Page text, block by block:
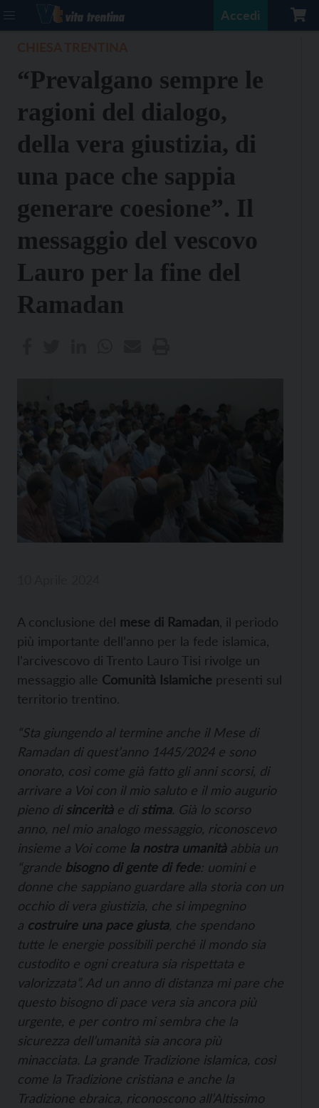
Accedi
“Prevalgano sempre le
ragioni del dialogo,
della vera giustizia, di
una pace che sappia
generare coesione”. Il
messaggio del vescovo
Lauro per la fine del
Ramadan
A conclusione del mese di Ramadan , il periodo
più importante dell’anno per la fede islamica,
l’arcivescovo di Trento Lauro Tisi rivolge un
messaggio alle Comunità Islamiche presenti sul
territorio trentino.
“Sta giungendo al termine anche il Mese di
Ramadan di quest’anno 1445/2024 e sono
onorato, così come già fatto gli anni scorsi, di
arrivare a Voi con il mio saluto e il mio augurio
pieno disinceritàe distima. Già lo scorso
anno, nel mio analogo messaggio, riconoscevo
insieme a Voi come la nostra umanità abbia un
“grande bisogno di gente di fede: uomini e
donne che sappiano guardare alla storia con un
occhio di vera giustizia, che si impegnino
a costruire una pace giusta, che spendano
tutte le energie possibili perché il mondo sia
custodito e ogni creatura sia rispettata e
valorizzata”. Ad un anno di distanza mi pare che
questo bisogno di pace vera sia ancora più
urgente, e per contro mi sembra che la
sicurezza dell’umanità sia ancora più
minacciata. La grande Tradizione islamica, così
come la Tradizione cristiana e anche la
Tradizione ebraica, riconoscono all’Altissimo